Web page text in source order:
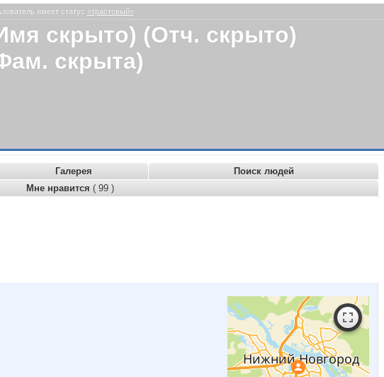
имеет статус «трастовый»
скрыто) (Отч. скрыто)
скрыта)
Галерея
Поиск людей
Мне нравится ( 99 )